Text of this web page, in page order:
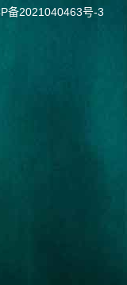
备2021040463号-3